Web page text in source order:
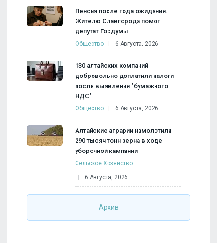
Пенсия после года ожидания.
Жителю Славгорода помог
депутат Госдумы
Общество 6 Августа, 2026
130 алтайских компаний
добровольно доплатили налоги
после выявления "бумажного
НДС"
Общество 6 Августа, 2026
Алтайские аграрии намолотили
290 тысяч тонн зерна в ходе
уборочной кампании
Сельское Хозяйство
6 Августа, 2026
Архив